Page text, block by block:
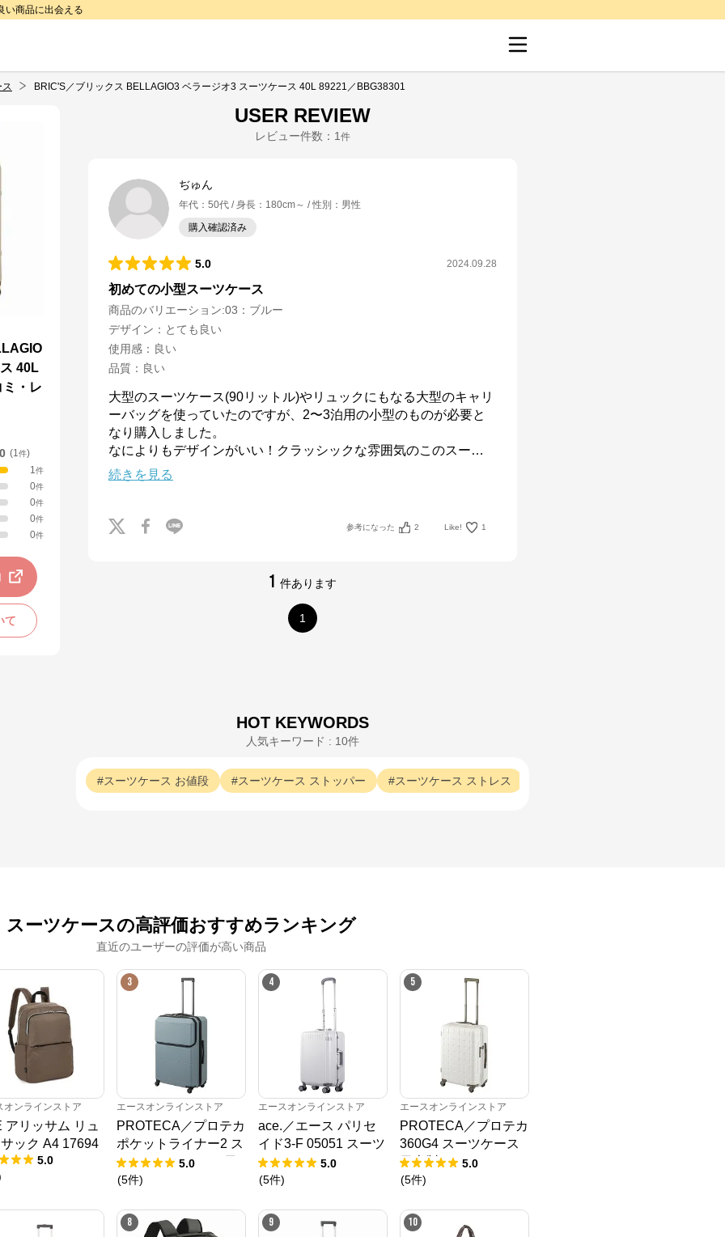
い商品に出会える
ス BRIC'S／ブリックス BELLAGIO3 ベラージオ3 スーツケース 40L 89221／BBG38301
40L
・レ
(1 件)
1件
0件
0件
0件
0件
て
USER REVIEW
レビュー件数： 1 件
ぢゅん
年代 ： 50代 身長 ： 180cm～ 性別 ： 男性
購入確認済み
5.0 2024.09.28
初めての小型スーツケース
商品のバリエーション:03：ブルー
デザイン ： とても良い
使用感 ： 良い
品質 ： 良い
大型のスーツケース(90リットル)やリュックにもなる大型のキャリ
ーバッグを使っていたのですが、2〜3泊用の小型のものが必要と
なり購入しました。
なによりもデザインがいい！クラッシックな雰囲気のこのスー…
続きを見る
参考になった 2 Like! 1
1 件あります
1
HOT KEYWORDS
人気キーワード : 10件
スーツケース お値段 スーツケース ストッパー スーツケース ストレス
スーツケースの高評価おすすめランキング
直近のユーザーの評価が高い商品
オンラインストア
アリッサム リュ
ック A4 17694
5.0
3
エースオンラインストア
PROTECA／プロテカ
ポケットライナー2 ス
ーツケース 01344 日
本製 94L キャスター
5.0
(5件)
4
エースオンラインストア
ace.／エース パリセ
イド3-F 05051 スーツ
ケース フレーム 32L
キャスターストッパー
5.0
(5件)
5
エースオンラインストア
PROTECA／プロテカ
360G4 スーツケース
日本製 53L 02422
5.0
(5件)
8 9 10